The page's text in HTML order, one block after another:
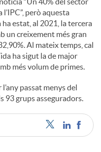
però aquesta
estat, al 2021, la tercera
un creixement més gran
Al mateix temps, cal
ha sigut la de major
més volum de primes.
passat menys del
93 grups asseguradors.